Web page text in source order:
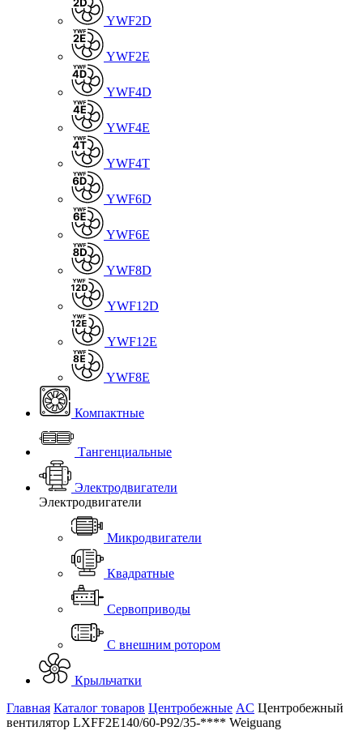
YWF2D
YWF2E
YWF4D
YWF4E
YWF4T
YWF6D
YWF6E
YWF8D
YWF12D
YWF12E
YWF8E
Компактные
Тангенциальные
Электродвигатели
Электродвигатели
Микродвигатели
Квадратные
Сервоприводы
С внешним ротором
Крыльчатки
Главная Каталог товаров Центробежные AC Центробежный
вентилятор LXFF2E140/60-P92/35-**** Weiguang